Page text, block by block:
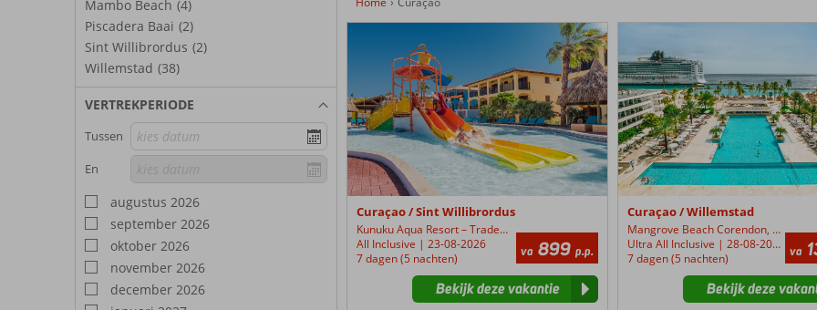
Mambo Beach (4)
Piscadera Baai (2)
Sint Willibrordus (2)
Willemstad (38)
VERTREKPERIODE
Tussen
En
augustus 2026
september 2026
oktober 2026
november 2026
december 2026
Curaçao / Sint Willibrordus
Kunuku Aqua Resort – Trademark Collection by Wyndham 4*
All Inclusive | 23-08-2026
7 dagen (5 nachten)
va 899 p.p.
Bekijk deze vakantie
Trademark
Collection
by
Wyndham
Curaçao / Willemstad
Mangrove Beach Corendon, Curio by Hilton 5*
Ultra All Inclusive | 28-08-2026
7 dagen (5 nachten)
va
Bekijk deze
Corendon,
Curio
by
Hilton